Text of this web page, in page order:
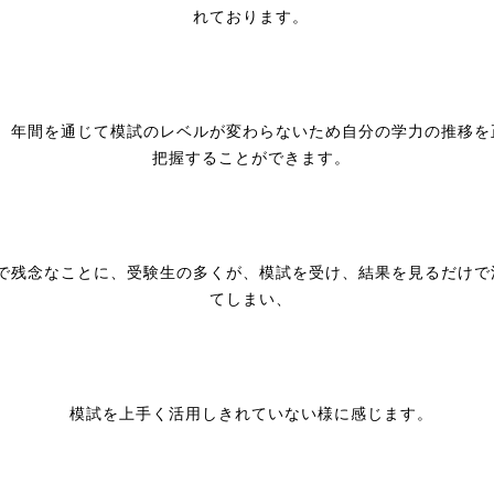
れております。
年間を通じて模試のレベルが変わらないため自分の学力の推移を
把握することができます。
残念なことに、受験生の多くが、模試を受け、結果を見るだけで
てしまい、
模試を上手く活用しきれていない様に感じます。